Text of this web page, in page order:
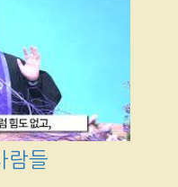
람들